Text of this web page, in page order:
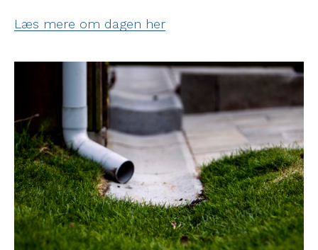
Læs mere om dagen her